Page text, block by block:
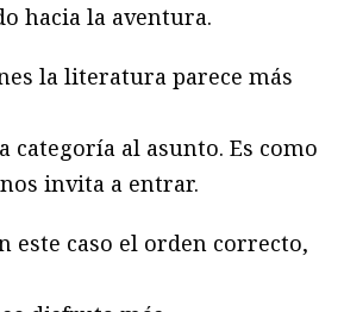
hacia la aventura.
la literatura parece más
categoría al asunto. Es como
invita a entrar.
este caso el orden correcto,